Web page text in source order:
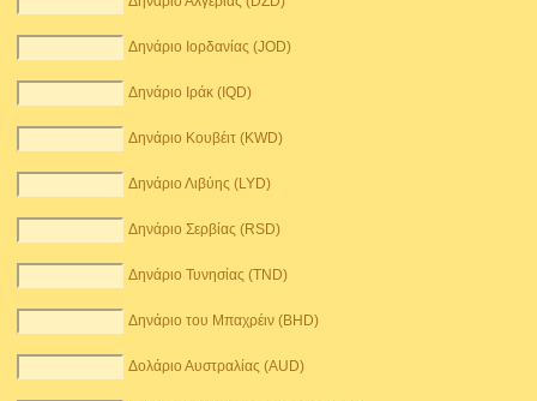
Δηνάριο Ιορδανίας (JOD)
Δηνάριο Ιράκ (IQD)
Δηνάριο Κουβέιτ (KWD)
Δηνάριο Λιβύης (LYD)
Δηνάριο Σερβίας (RSD)
Δηνάριο Τυνησίας (TND)
Δηνάριο του Μπαχρέιν (BHD)
Δολάριο Αυστραλίας (AUD)